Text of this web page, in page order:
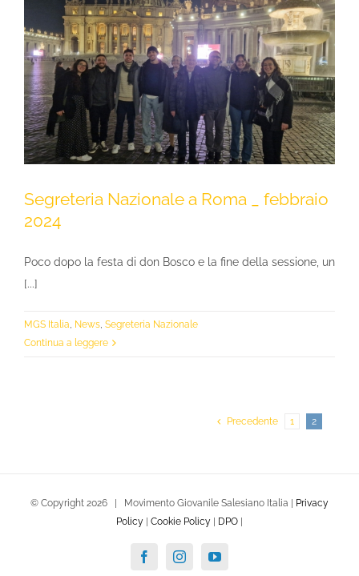
Segreteria Nazionale a Roma _ febbraio
2024
Poco dopo la festa di don Bosco e la fine della sessione, un
[...]
MGS Italia, News, Segreteria Nazionale
Continua a leggere
Precedente 1 2
© Copyright 2026 | Movimento Giovanile Salesiano Italia |
Privacy
Policy
Cookie Policy DPO
FacebookInstagramYouTube